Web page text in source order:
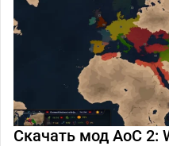
Скачать мод AoC 2: